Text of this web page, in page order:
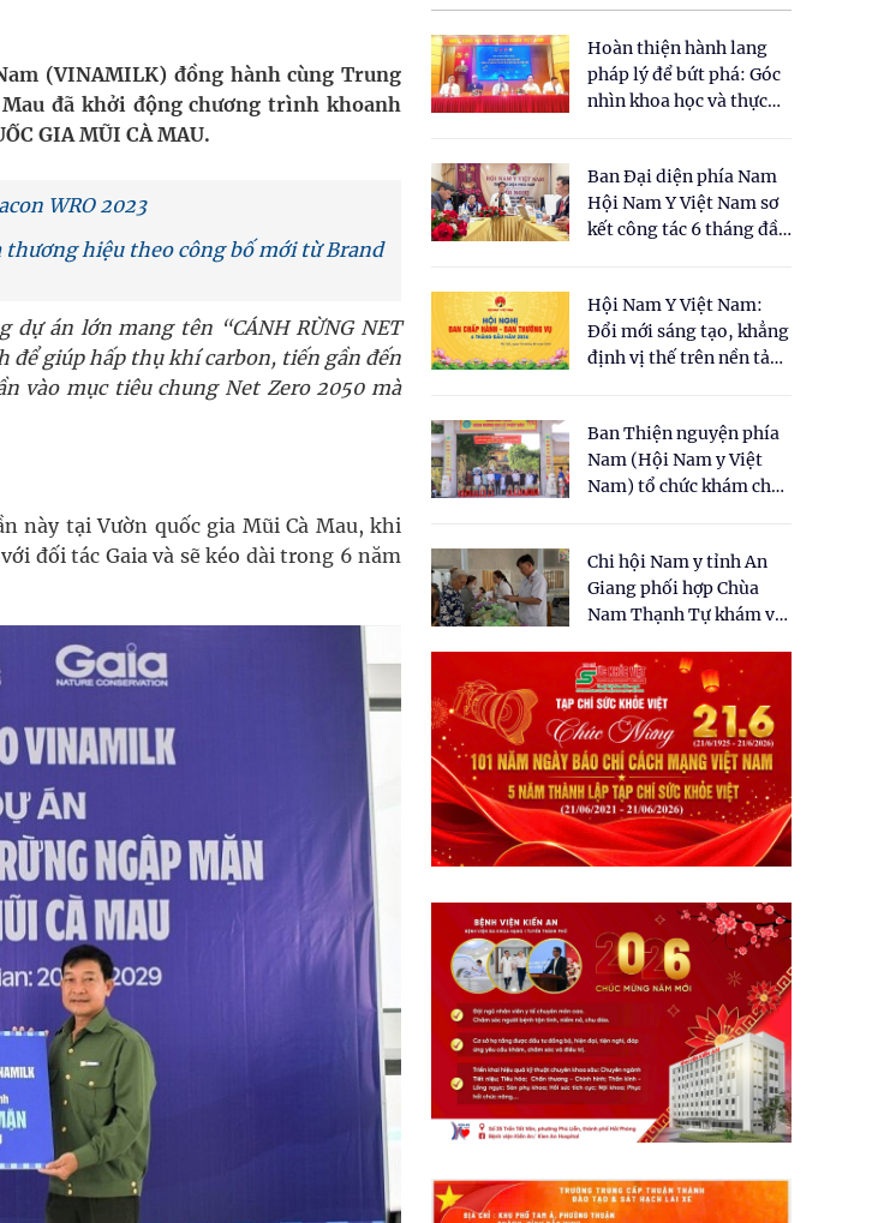
giả và gian lận thương
lượt khám
và cộng đồng
(VINAMILK) đồng hành cùng Trung
đã khởi động chương trình khoanh
GIA MŨI CÀ MAU.
WRO 2023
hiệu theo công bố mới từ Brand
án lớn mang tên “CÁNH RỪNG NET
để giúp hấp thụ khí carbon, tiến gần đến
vào mục tiêu chung Net Zero 2050 mà
này tại Vườn quốc gia Mũi Cà Mau, khi
đối tác Gaia và sẽ kéo dài trong 6 năm
Hoàn thiện hành lang
pháp lý để bứt phá: Góc
nhìn khoa học và thực
cho Luật Y dược cổ
truyền Việt Nam"
Ban Đại diện phía Nam
Hội Nam Y Việt Nam sơ
kết công tác 6 tháng đầu
Hội Nam Y Việt Nam:
Đổi mới sáng tạo, khẳng
định vị thế trên nền tảng
Ban Thiện nguyện phía
Nam (Hội Nam y Việt
Nam) tổ chức khám chữa
dân tại xã Tân Tập
Chi hội Nam y tỉnh An
Giang phối hợp Chùa
Nam Thạnh Tự khám và
nhân dân